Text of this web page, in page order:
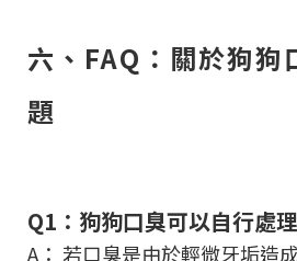
六、FAQ：關於狗狗
題
Q1：狗狗口臭可以自行處
A： 若口臭是由於輕微牙垢造